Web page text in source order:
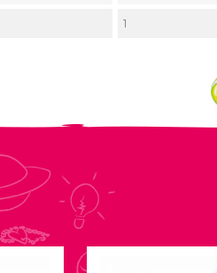
1